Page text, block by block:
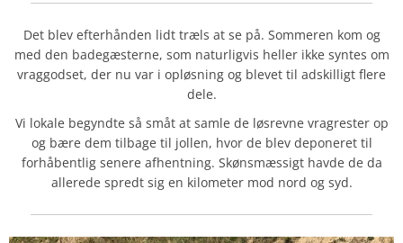
Det blev efterhånden lidt træls at se på. Sommeren kom og
med den badegæsterne, som naturligvis heller ikke syntes om
vraggodset, der nu var i opløsning og blevet til adskilligt flere
dele.
Vi lokale begyndte så småt at samle de løsrevne vragrester op
og bære dem tilbage til jollen, hvor de blev deponeret til
forhåbentlig senere afhentning. Skønsmæssigt havde de da
allerede spredt sig en kilometer mod nord og syd.